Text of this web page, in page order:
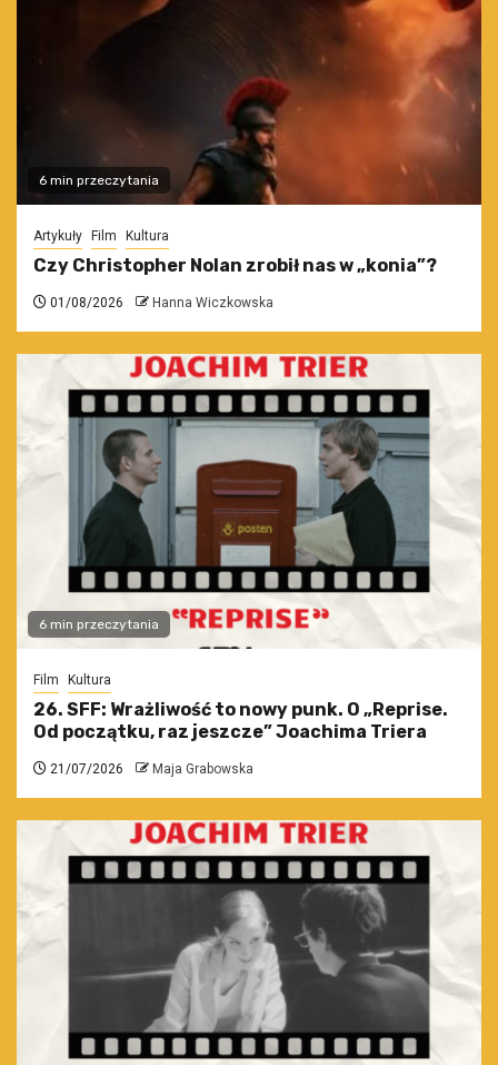
6 min przeczytania
Artykuły Film Kultura
Czy Christopher Nolan zrobił nas w „konia”?
01/08/2026 Hanna Wiczkowska
6 min przeczytania
Film Kultura
26. SFF: Wrażliwość to nowy punk. O „Reprise.
Od początku, raz jeszcze” Joachima Triera
21/07/2026 Maja Grabowska